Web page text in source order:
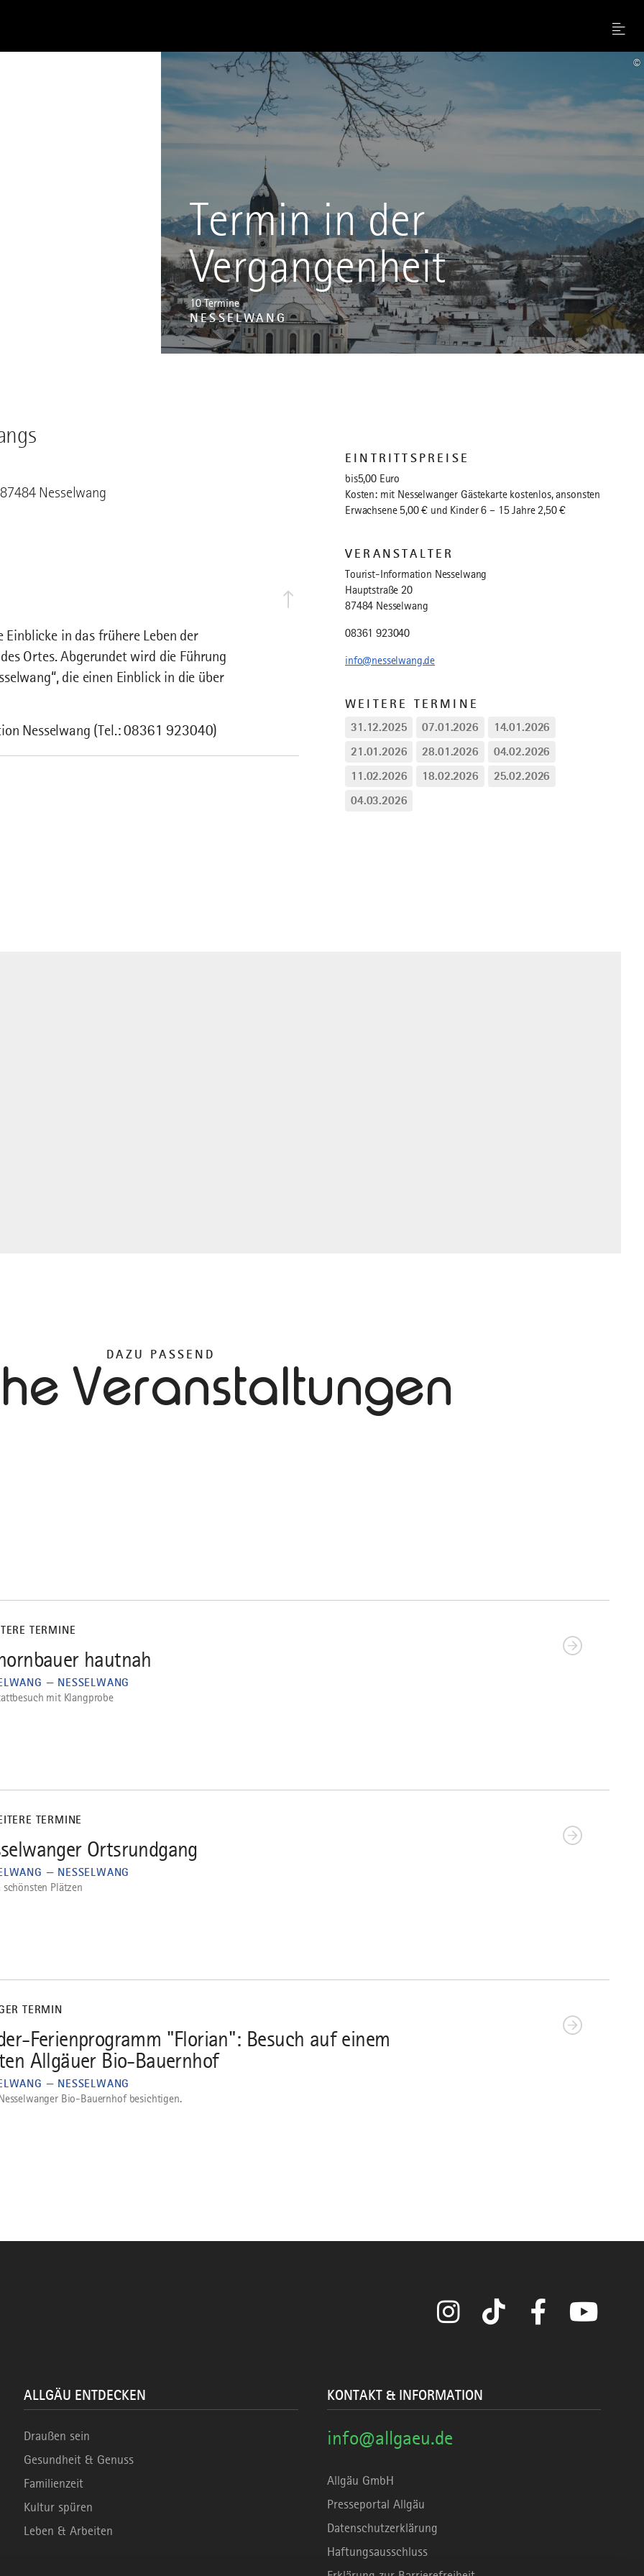
Menu
Termin in der
Vergangenheit
10 Termine
NESSELWANG
©
Nesselwang
in das frühere Leben der
Ortes. Abgerundet wird die Führung
die einen Einblick in die über
Nesselwang (Tel.: 08361 923040)
EINTRITTSPREISE
bis5,00 Euro
Kosten: mit Nesselwanger Gästekarte kostenlos, ansonsten
Erwachsene 5,00 € und Kinder 6 – 15 Jahre 2,50 €
VERANSTALTER
Tourist-Information Nesselwang
Hauptstraße 20
87484 Nesselwang
08361 923040
info@nesselwang.de
WEITERE TERMINE
31.12.2025 07.01.2026
14.01.2026
21.01.2026
28.01.2026
04.02.2026
11.02.2026
18.02.2026
25.02.2026
04.03.2026
DAZU PASSEND
Veranstaltungen
TERMINE
hautnah
— NESSELWANG
mit Klangprobe
TERMINE
Ortsrundgang
— NESSELWANG
schönsten Plätzen
TERMIN
Ferienprogramm "Florian": Besuch auf einem
Allgäuer Bio-Bauernhof
— NESSELWANG
Bio-Bauernhof besichtigen.
Instagram TikTok Facebook
ALLGÄU ENTDECKEN
Draußen sein
Gesundheit & Genuss
Familienzeit
Kultur spüren
Leben & Arbeiten
KONTAKT & INFORMATION
info@allgaeu.de
Allgäu GmbH
Presseportal Allgäu
Datenschutzerklärung
Haftungsausschluss